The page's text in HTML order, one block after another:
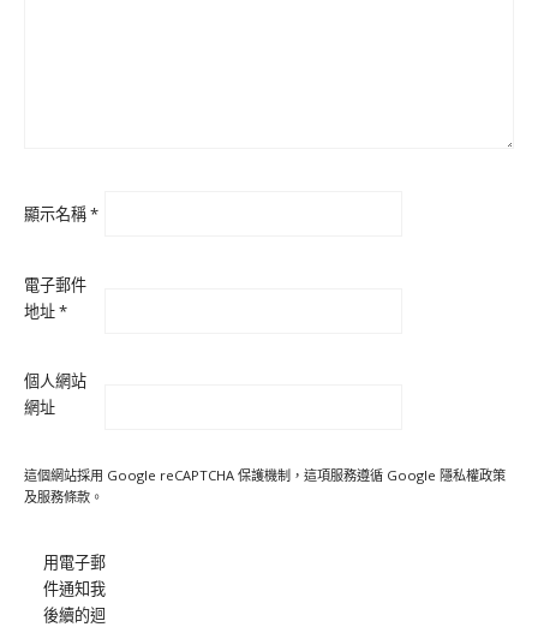
顯示名稱*
電子郵件
地址*
個人網站
網址
這個網站採用 Google reCAPTCHA 保護機制，這項服務遵循 Google 隱私權政策
及服務條款 。
用電子郵
件通知我
後續的迴